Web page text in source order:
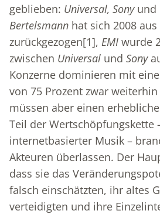
geblieben: Universal, Sonyund
Bertelsmann hat sich 2008
zurückgezogen[1], EMI wurde
zwischen Universal und Sony
Konzerne dominieren mit
von 75 Prozent zwar
müssen aber einen
Teil der Wertschöpfungskette
internetbasierter Musik –
Akteuren überlassen. Der
dass sie das
falsch einschätzten, ihr altes
verteidigten und ihre